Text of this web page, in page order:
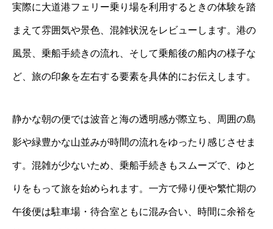
実際に大道港フェリー乗り場を利用するときの体験を踏
まえて雰囲気や景色、混雑状況をレビューします。港の
風景、乗船手続きの流れ、そして乗船後の船内の様子な
ど、旅の印象を左右する要素を具体的にお伝えします。
静かな朝の便では波音と海の透明感が際立ち、周囲の島
影や緑豊かな山並みが時間の流れをゆったり感じさせま
す。混雑が少ないため、乗船手続きもスムーズで、ゆと
りをもって旅を始められます。一方で帰り便や繁忙期の
午後便は駐車場・待合室ともに混み合い、時間に余裕を